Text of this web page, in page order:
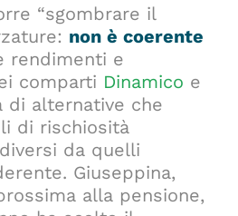
“sgombrare il
non è coerente
rendimenti e
comparti Dinamico e
di alternative che
di rischiosità
da quelli
Giuseppina,
alla pensione,